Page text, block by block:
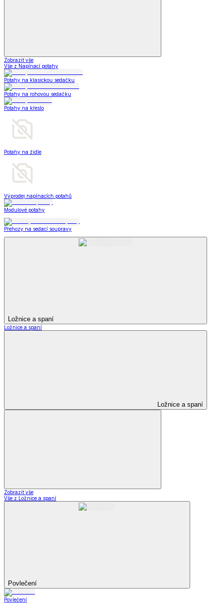
Zobrazit vše
Vše z Napínací potahy
Potahy na klasickou sedačku
Potahy na rohovou sedačku
Potahy na křeslo
Potahy na židle
Výprodej napínacích potahů
Modulové potahy
Přehozy na sedací soupravy
Ložnice a spaní
Ložnice a spaní
Ložnice a spaní
Zobrazit vše
Vše z Ložnice a spaní
Povlečení
Povlečení